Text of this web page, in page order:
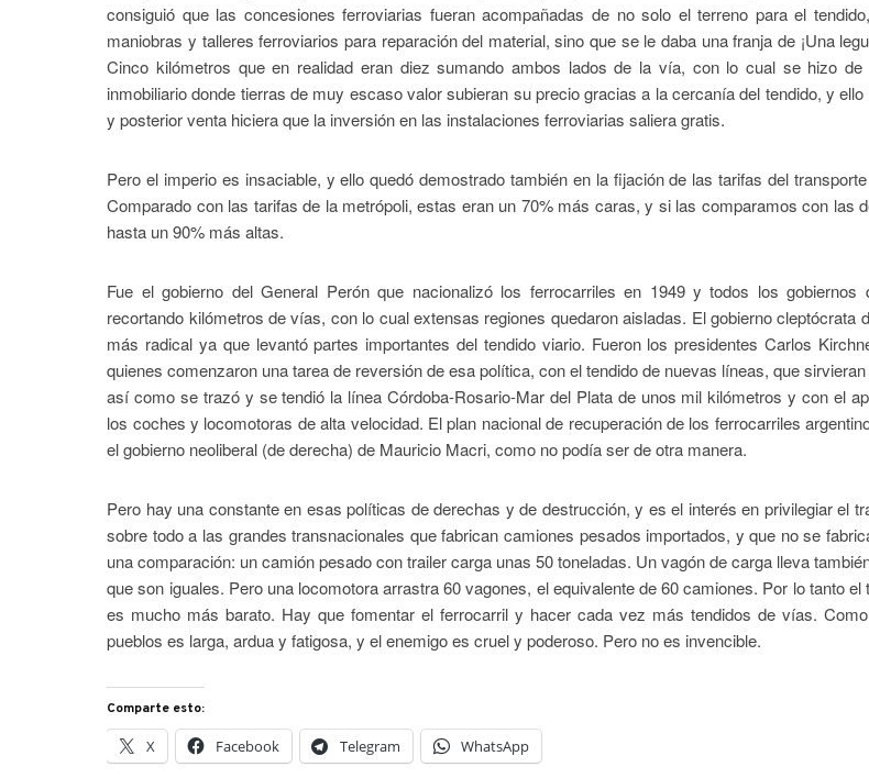
consiguió que las concesiones ferroviarias fueran acompañadas de no solo el terreno para el
maniobras y talleres ferroviarios para reparación del material, sino que se le daba una franja de ¡Una
Cinco kilómetros que en realidad eran diez sumando ambos lados de la vía, con lo cual se hizo de
inmobiliario donde tierras de muy escaso valor subieran su precio gracias a la cercanía del tendido, y
y posterior venta hiciera que la inversión en las instalaciones ferroviarias saliera gratis.
Pero el imperio es insaciable, y ello quedó demostrado también en la fijación de las tarifas del
Comparado con las tarifas de la metrópoli, estas eran un 70% más caras, y si las comparamos con las
hasta un 90% más altas.
Fue el gobierno del General Perón que nacionalizó los ferrocarriles en 1949 y todos los gobiernos
recortando kilómetros de vías, con lo cual extensas regiones quedaron aisladas. El gobierno cleptócrata
más radical ya que levantó partes importantes del tendido viario. Fueron los presidentes Carlos
quienes comenzaron una tarea de reversión de esa política, con el tendido de nuevas líneas, que
así como se trazó y se tendió la línea Córdoba-Rosario-Mar del Plata de unos mil kilómetros y con el
los coches y locomotoras de alta velocidad. El plan nacional de recuperación de los ferrocarriles
el gobierno neoliberal (de derecha) de Mauricio Macri, como no podía ser de otra manera.
Pero hay una constante en esas políticas de derechas y de destrucción, y es el interés en privilegiar el
sobre todo a las grandes transnacionales que fabrican camiones pesados importados, y que no se
una comparación: un camión pesado con trailer carga unas 50 toneladas. Un vagón de carga lleva
que son iguales. Pero una locomotora arrastra 60 vagones, el equivalente de 60 camiones. Por lo tanto
es mucho más barato. Hay que fomentar el ferrocarril y hacer cada vez más tendidos de vías.
pueblos es larga, ardua y fatigosa, y el enemigo es cruel y poderoso. Pero no es invencible.
Comparte esto:
X Facebook Telegram WhatsApp